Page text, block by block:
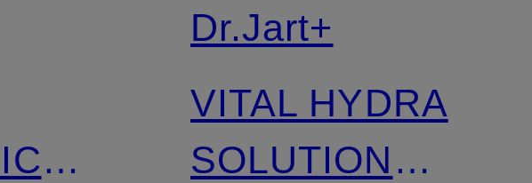
Dr.Jart+
VITAL HYDRA
SOLUTION